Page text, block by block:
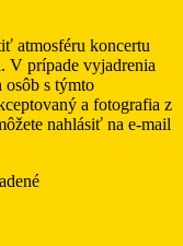
atmosféru koncertu
V prípade vyjadrenia
osôb s týmto
a fotografia z
nahlásiť na e-mail